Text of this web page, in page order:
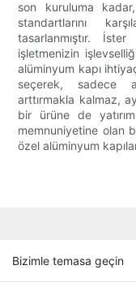
son kuruluma
standartlarını
tasarlanmıştır.
işletmenizin
alüminyum kapı
seçerek, sadece
arttırmakla kalmaz,
bir ürüne de
memnuniyetine olan
özel alüminyum
Bizimle temasa geçin